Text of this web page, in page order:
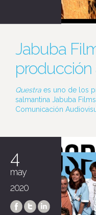
Jabuba
producción
Questra es uno de los
salmantina Jabuba
Comunicación
4
may
2020